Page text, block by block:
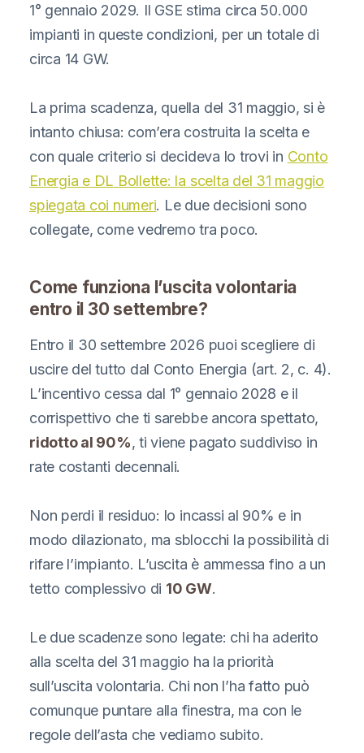
1° gennaio 2029. Il GSE stima circa 50.000
impianti in queste condizioni, per un totale di
circa 14 GW.
La prima scadenza, quella del 31 maggio, si è
intanto chiusa: com’era costruita la scelta e
con quale criterio si decideva lo trovi in Conto
Energia e DL Bollette: la scelta del 31 maggio
spiegata coi numeri. Le due decisioni sono
collegate, come vedremo tra poco.
Come funziona l’uscita volontaria
entro il 30 settembre?
Entro il 30 settembre 2026 puoi scegliere di
uscire del tutto dal Conto Energia (art. 2, c. 4).
L’incentivo cessa dal 1° gennaio 2028 e il
corrispettivo che ti sarebbe ancora spettato,
ridotto al 90%, ti viene pagato suddiviso in
rate costanti decennali.
Non perdi il residuo: lo incassi al 90% e in
modo dilazionato, ma sblocchi la possibilità di
rifare l’impianto. L’uscita è ammessa fino a un
tetto complessivo di 10 GW.
Le due scadenze sono legate: chi ha aderito
alla scelta del 31 maggio ha la priorità
sull’uscita volontaria. Chi non l’ha fatto può
comunque puntare alla finestra, ma con le
regole dell’asta che vediamo subito.